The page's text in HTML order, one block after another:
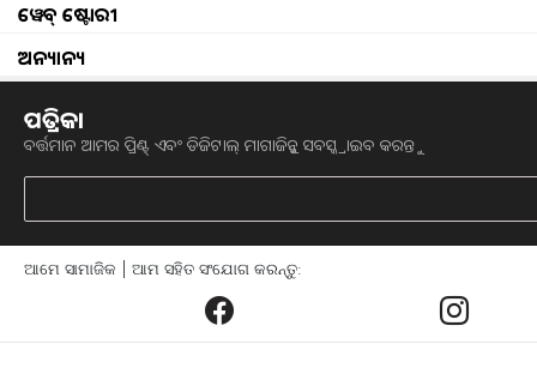
ୱେବ୍ ଷ୍ଟୋରୀ
ଅନ୍ୟାନ୍ୟ
ପତ୍ରିକା
ବର୍ତ୍ତମାନ ଆମର ପ୍ରିଣ୍ଟ୍ ଏବଂ ଡିଜିଟାଲ୍ ମାଗାଜିନ୍କୁ ସବସ୍କ୍ରାଇବ କରନ୍ତୁ
ଆମେ ସାମାଜିକ | ଆମ ସହିତ ସଂଯୋଗ କରନ୍ତୁ:
ଦେଶର ଚାଷୀମାନେ ଏବେ ମସଲା ଚାଷ
ଜିରା, କଞ୍ଚାଲଙ୍କା ଏବଂ ହଳଦୀ ଇତ୍ୟାଦି
ନଗଦ ଫସଲ ଚାଷ ଉପରେ ଅଧିକ ଧ୍ୟାନ
ଫସଲ ଚାଷ ବିଷୟରେ କହିବାକୁ ଯାଉଛୁ।
ଅମଳ କରାଯାଇପାରିବ। ଏହା ଲବଙ୍ଗ ଚାଷ
୨.୫ ଲକ୍ଷ ଟଙ୍କା ରୋଜଗାର କରିପାରିବେ।